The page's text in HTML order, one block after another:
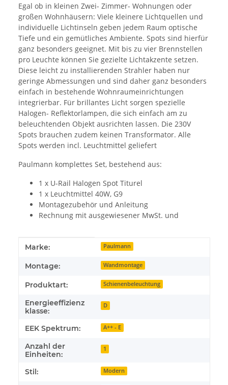
Egal ob in kleinen Zwei- Zimmer- Wohnungen oder
großen Wohnhäusern: Viele kleinere Lichtquellen und
individuelle Lichtinseln geben jedem Raum optische
Tiefe und ein gemütliches Ambiente. Spots sind hierfür
ganz besonders geeignet. Mit bis zu vier Brennstellen
pro Leuchte können Sie gezielte Lichtakzente setzen.
Diese leicht zu installierenden Strahler haben nur
geringe Abmessungen und sind daher ganz besonders
einfach in bestehende Wohnraumeinrichtungen
integrierbar. Für brillantes Licht sorgen spezielle
Halogen- Reflektorlampen, die sich einfach am zu
beleuchtenden Objekt ausrichten lassen. Die 230V
Spots brauchen zudem keinen Transformator. Alle
Spots werden incl. Leuchtmittel geliefert
Paulmann komplettes Set, bestehend aus:
1 x U-Rail Halogen Spot Titurel
1 x Leuchtmittel 40W, G9
Montagezubehör und Anleitung
Rechnung mit ausgewiesener MwSt. und
Produkteigenschaft
Wert
Marke: Paulmann
Montage: Wandmontage
Produktart: Schienenbeleuchtung
Energieeffizienz
klasse:
D
EEK Spektrum: A++ - E
Anzahl der
Einheiten:
1
Stil: Modern